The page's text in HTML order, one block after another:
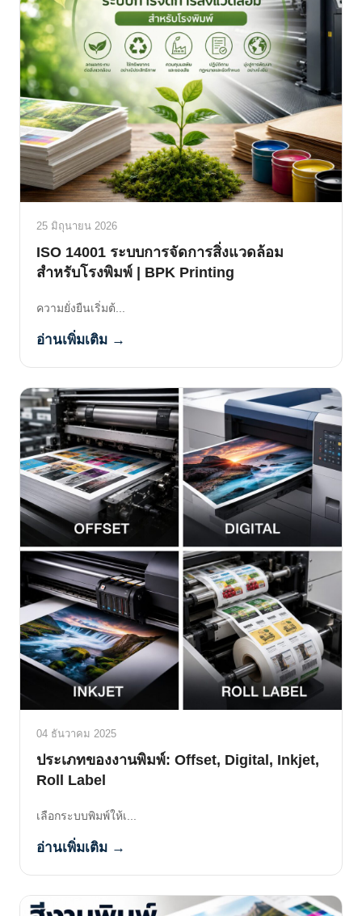
25 มิถุนายน 2026
ISO 14001 ระบบการจัดการสิ่งแวดล้อม
สำหรับโรงพิมพ์ | BPK Printing
ความยั่งยืนเริ่มต้...
อ่านเพิ่มเติม →
04 ธันวาคม 2025
ประเภทของงานพิมพ์: Offset, Digital, Inkjet,
Roll Label
เลือกระบบพิมพ์ให้เ...
อ่านเพิ่มเติม →